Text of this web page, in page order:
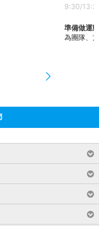
9:30/
準備做運
為團隊、